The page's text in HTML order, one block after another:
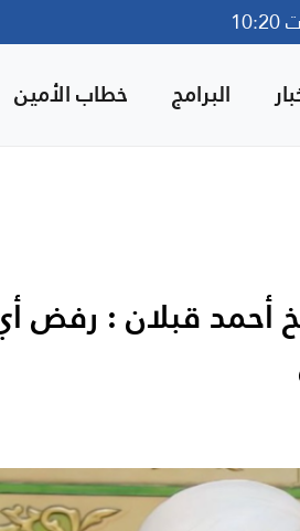
البرامج خطاب الأمين
أحمد قبلان : رفض